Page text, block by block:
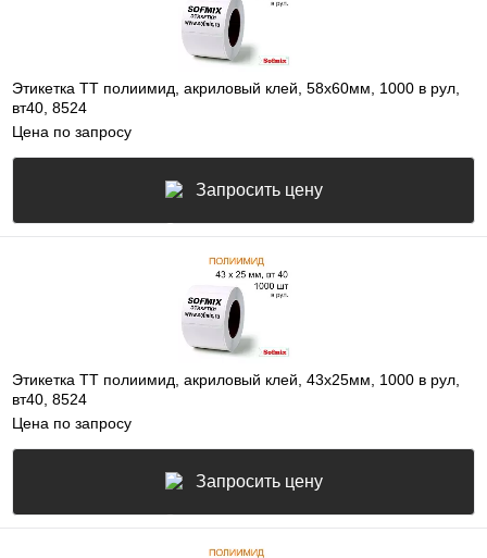
Этикетка ТТ полиимид, акриловый клей, 58х60мм, 1000 в рул,
вт40, 8524
Цена по запросу
Запросить цену
Этикетка ТТ полиимид, акриловый клей, 43х25мм, 1000 в рул,
вт40, 8524
Цена по запросу
Запросить цену